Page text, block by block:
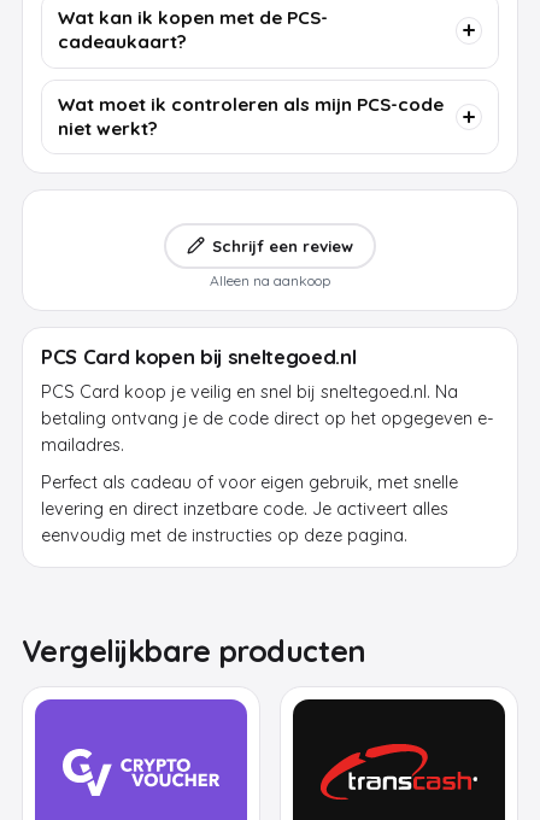
Wat kan ik kopen met de PCS-
cadeaukaart?
Wat moet ik controleren als mijn PCS-code
niet werkt?
Schrijf een review
Alleen na aankoop
PCS Card kopen bij sneltegoed.nl
PCS Card koop je veilig en snel bij sneltegoed.nl. Na
betaling ontvang je de code direct op het opgegeven e-
mailadres.
Perfect als cadeau of voor eigen gebruik, met snelle
levering en direct inzetbare code. Je activeert alles
eenvoudig met de instructies op deze pagina.
Vergelijkbare producten